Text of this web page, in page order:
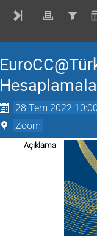
28 Tem 2022 10:00
Zoom
Açıklama